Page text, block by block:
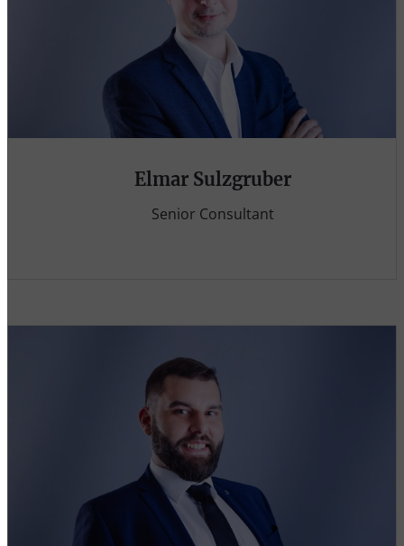
Elmar Sulzgruber
Senior Consultant